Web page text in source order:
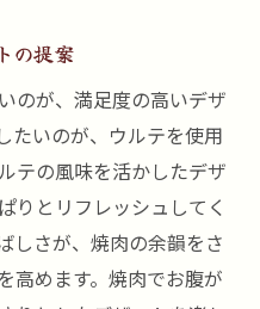
の提案
のが、満足度の高いデザ
たいのが、ウルテを使用
テの風味を活かしたデザ
りとリフレッシュしてく
しさが、焼肉の余韻をさ
高めます。焼肉でお腹が